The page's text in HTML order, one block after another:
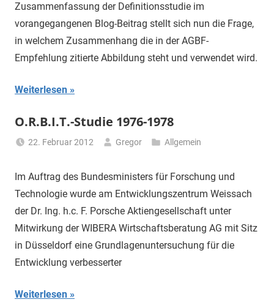
Zusammenfassung der Definitionsstudie im
vorangegangenen Blog-Beitrag stellt sich nun die Frage,
in welchem Zusammenhang die in der AGBF-
Empfehlung zitierte Abbildung steht und verwendet wird.
Weiterlesen
O.R.B.I.T.-Studie 1976-1978
22. Februar 2012 Gregor Allgemein
Im Auftrag des Bundesministers für Forschung und
Technologie wurde am Entwicklungszentrum Weissach
der Dr. Ing. h.c. F. Porsche Aktiengesellschaft unter
Mitwirkung der WIBERA Wirtschaftsberatung AG mit Sitz
in Düsseldorf eine Grundlagenuntersuchung für die
Entwicklung verbesserter
Weiterlesen